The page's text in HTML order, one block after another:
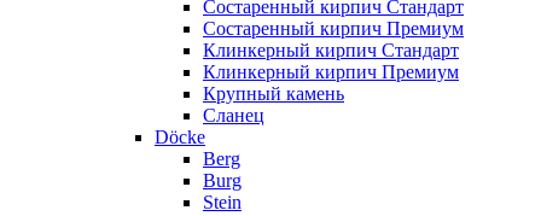
Состаренный кирпич Стандарт
Состаренный кирпич Премиум
Клинкерный кирпич Стандарт
Клинкерный кирпич Премиум
Крупный камень
Сланец
Döcke
Berg
Burg
Stein